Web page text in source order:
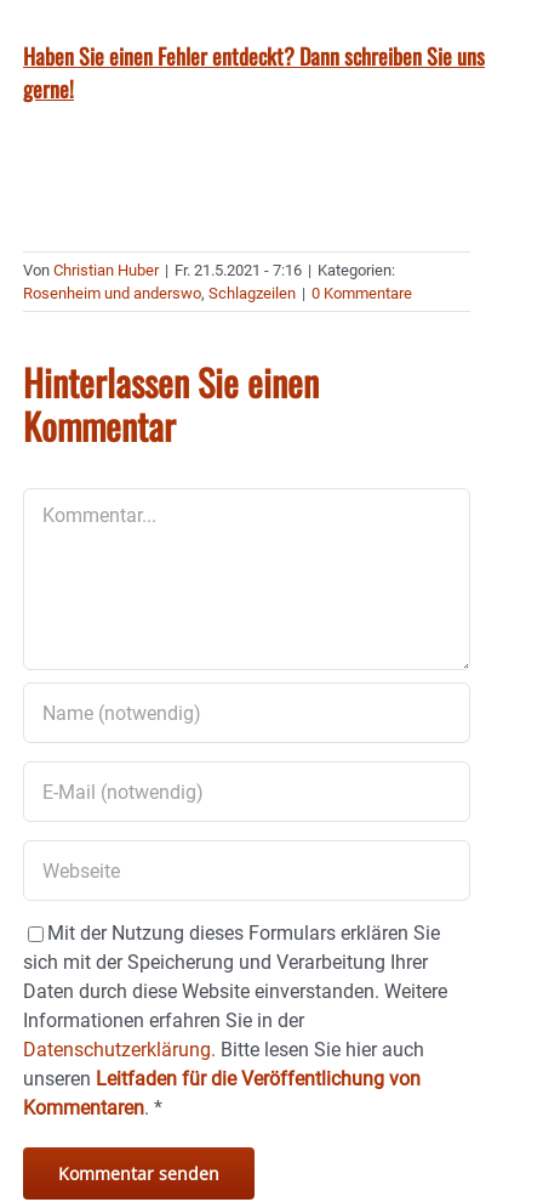
Haben Sie einen Fehler entdeckt? Dann schreiben Sie uns
gerne!
Von Christian Huber | Fr. 21.5.2021 - 7:16 | Kategorien:
Rosenheim und anderswo, Schlagzeilen | 0 Kommentare
Hinterlassen Sie einen
Kommentar
Mit der Nutzung dieses Formulars erklären Sie
sich mit der Speicherung und Verarbeitung Ihrer
Daten durch diese Website einverstanden. Weitere
Informationen erfahren Sie in der
Datenschutzerklärung. Bitte lesen Sie hier auch
unseren Leitfaden für die Veröffentlichung von
Kommentaren. *